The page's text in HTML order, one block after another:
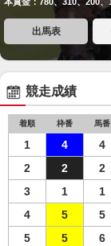
出馬表
競走成績
着順 枠番 馬番
1 4 4
2
2 2
3
1 1
4
5 5
5
5 6